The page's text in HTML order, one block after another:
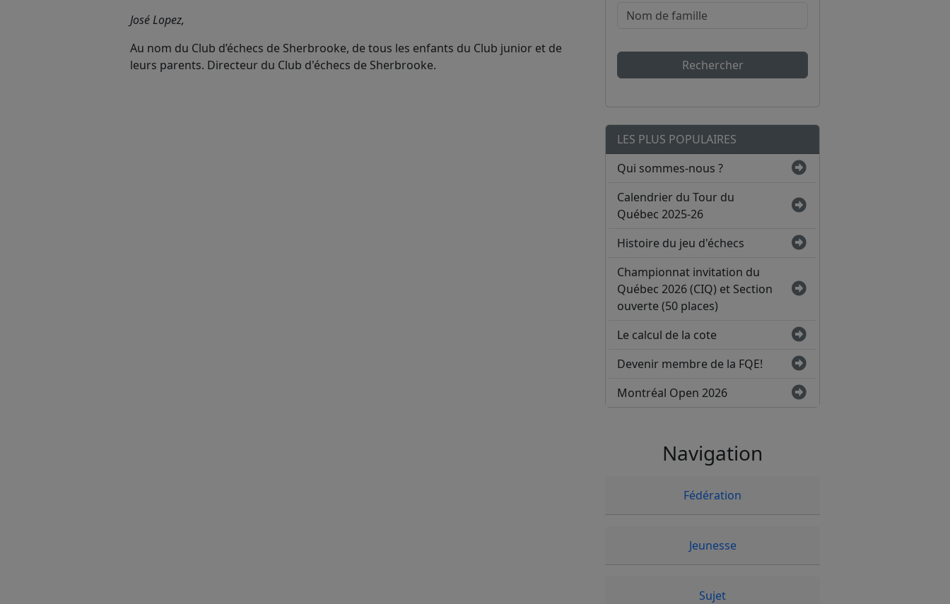
José Lopez,
Au nom du Club d’échecs de Sherbrooke, de tous les enfants du Club junior et de
leurs parents. Directeur du Club d'échecs de Sherbrooke.
Rechercher
LES PLUS POPULAIRES
Qui sommes-nous ?
Calendrier du Tour du
Québec 2025-26
Histoire du jeu d'échecs
Championnat invitation du
Québec 2026 (CIQ) et Section
ouverte (50 places)
Le calcul de la cote
Devenir membre de la FQE!
Montréal Open 2026
Navigation
Fédération
Jeunesse
Sujet